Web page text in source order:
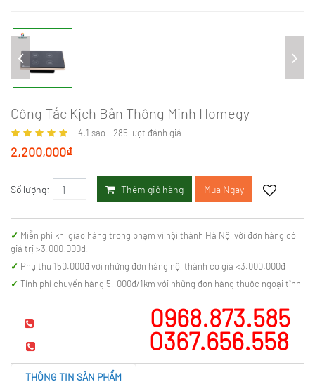
Công Tắc Kịch Bản Thông Minh Homegy
4.1 sao -285 lượt đánh giá
2,200,000₫
Số lượng: Thêm giỏ hàng Mua Ngay
Miễn phí khi giao hàng trong phạm vi nội thành Hà Nội với đơn hàng có
giá trị >3.000.000đ.
Phụ thu 150.000đ với những đơn hàng nội thành có giá <3.000.000đ
Tính phí chuyển hàng 5..000đ/1km với những đơn hàng thuộc ngoại tỉnh
0968.873.585
0367.656.558
THÔNG TIN SẢN PHẨM